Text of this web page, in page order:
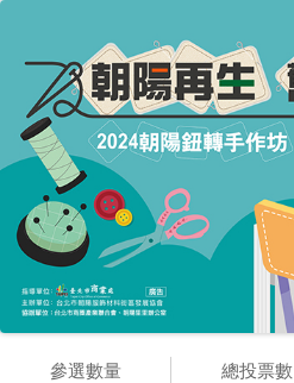
參選數量 總投票數